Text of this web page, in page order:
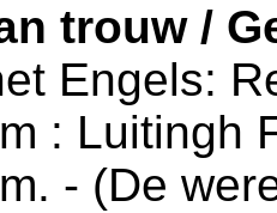
trouw /
Engels:
: Luitingh
- (De